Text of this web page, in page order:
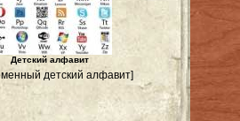
Детский алфавит
детский алфавит]